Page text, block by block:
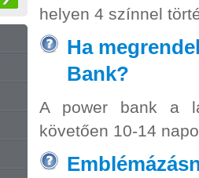
helyen 4 színnel
Ha
Bank?
A power bank a
követően 10-14